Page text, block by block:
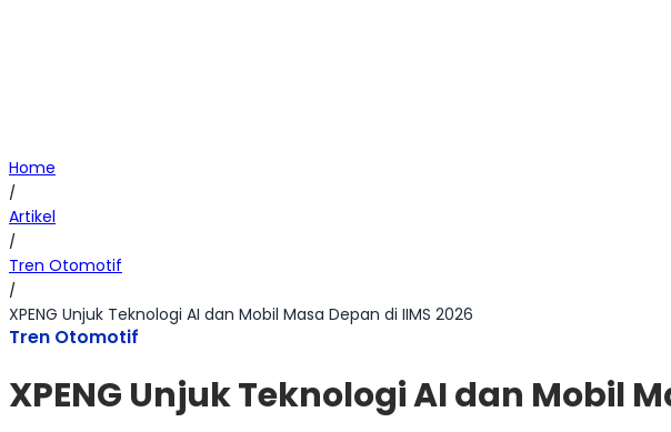
Home
/
Artikel
/
Tren Otomotif
/
XPENG Unjuk Teknologi AI dan Mobil Masa Depan di IIMS 2026
Tren Otomotif
XPENG Unjuk Teknologi AI dan Mobil